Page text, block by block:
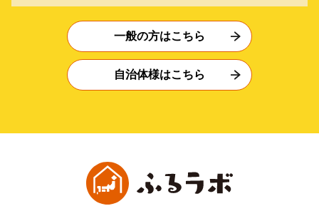
一般の方はこちら
自治体様はこちら